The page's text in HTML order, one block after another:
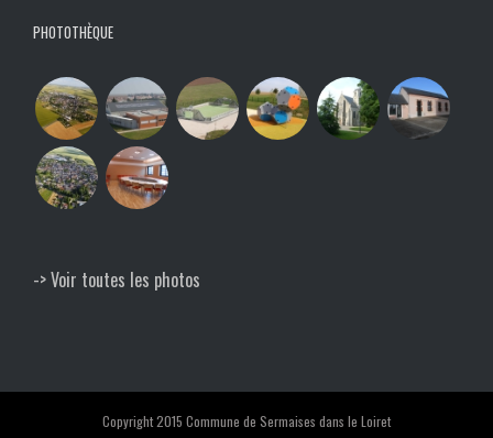
PHOTOTHÈQUE
-> Voir toutes les photos
Copyright 2015 Commune de Sermaises dans le Loiret